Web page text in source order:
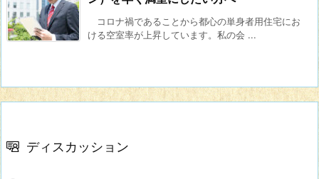
コロナ禍であることから都心の単身者用住宅にお
ける空室率が上昇しています。私の会 ...
ディスカッション